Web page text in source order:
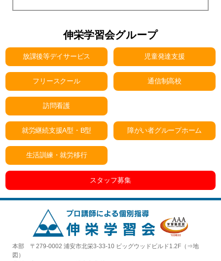
伸栄学習会グループ
放課後等デイサービス 児童発達支援
フリースクール 通信制高校
訪問看護
就労継続支援A型・B型 障がい者グループホーム
生活訓練・就労移行
スタッフ募集
本部 〒279-0002 浦安市北栄3-33-10 ビッグウッドビルド1.2F（⇒地
図 ）